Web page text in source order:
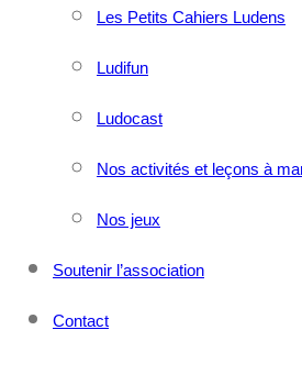
Les Petits Cahiers Ludens
Ludifun
Ludocast
Nos activités et leçons à
Nos jeux
Soutenir l’association
Contact